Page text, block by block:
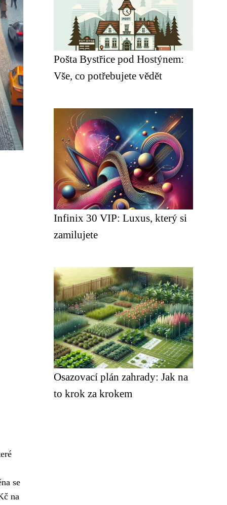
se
na
Pošta Bystřice pod Hostýnem:
Vše, co potřebujete vědět
Infinix 30 VIP: Luxus, který si
zamilujete
Osazovací plán zahrady: Jak na
to krok za krokem